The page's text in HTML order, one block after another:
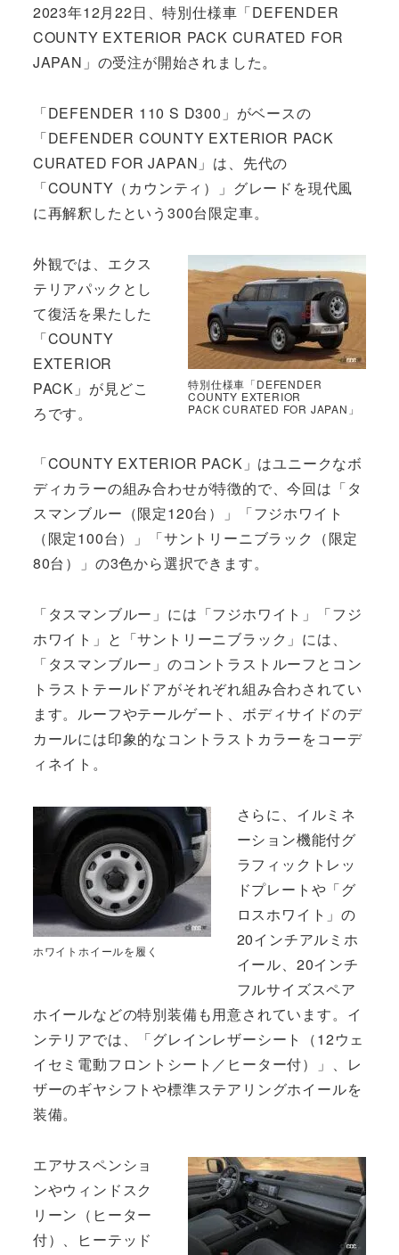
2023年12月22日、特別仕様車「DEFENDER
COUNTY EXTERIOR PACK CURATED FOR
JAPAN」の受注が開始されました。
「DEFENDER 110 S D300」がベースの
「DEFENDER COUNTY EXTERIOR PACK
CURATED FOR JAPAN」は、先代の
「COUNTY（カウンティ）」グレードを現代風
に再解釈したという300台限定車。
特別仕様車「DEFENDER
COUNTY EXTERIOR
PACK CURATED FOR JAPAN」
外観では、エクス
テリアパックとし
て復活を果たした
「COUNTY
EXTERIOR
PACK」が見どこ
ろです。
「COUNTY EXTERIOR PACK」はユニークなボ
ディカラーの組み合わせが特徴的で、今回は「タ
スマンブルー（限定120台）」「フジホワイト
（限定100台）」「サントリーニブラック（限定
80台）」の3色から選択できます。
「タスマンブルー」には「フジホワイト」「フジ
ホワイト」と「サントリーニブラック」には、
「タスマンブルー」のコントラストルーフとコン
トラストテールドアがそれぞれ組み合わされてい
ます。ルーフやテールゲート、ボディサイドのデ
カールには印象的なコントラストカラーをコーデ
ィネイト。
ホワイトホイールを履く
さらに、イルミネ
ーション機能付グ
ラフィックトレッ
ドプレートや「グ
ロスホワイト」の
20インチアルミホ
イール、20インチ
フルサイズスペア
ホイールなどの特別装備も用意されています。イ
ンテリアでは、「グレインレザーシート（12ウェ
イセミ電動フロントシート／ヒーター付）」、レ
ザーのギヤシフトや標準ステアリングホイールを
装備。
エアサスペンショ
ンやウィンドスク
リーン（ヒーター
付）、ヒーテッド